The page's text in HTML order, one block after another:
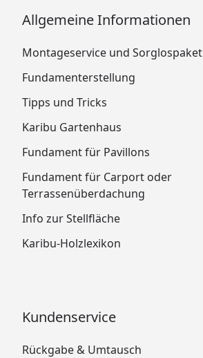
Allgemeine Informationen
Montageservice und Sorglospaket
Fundamenterstellung
Tipps und Tricks
Karibu Gartenhaus
Fundament für Pavillons
Fundament für Carport oder
Terrassenüberdachung
Info zur Stellfläche
Karibu-Holzlexikon
Kundenservice
Rückgabe & Umtausch